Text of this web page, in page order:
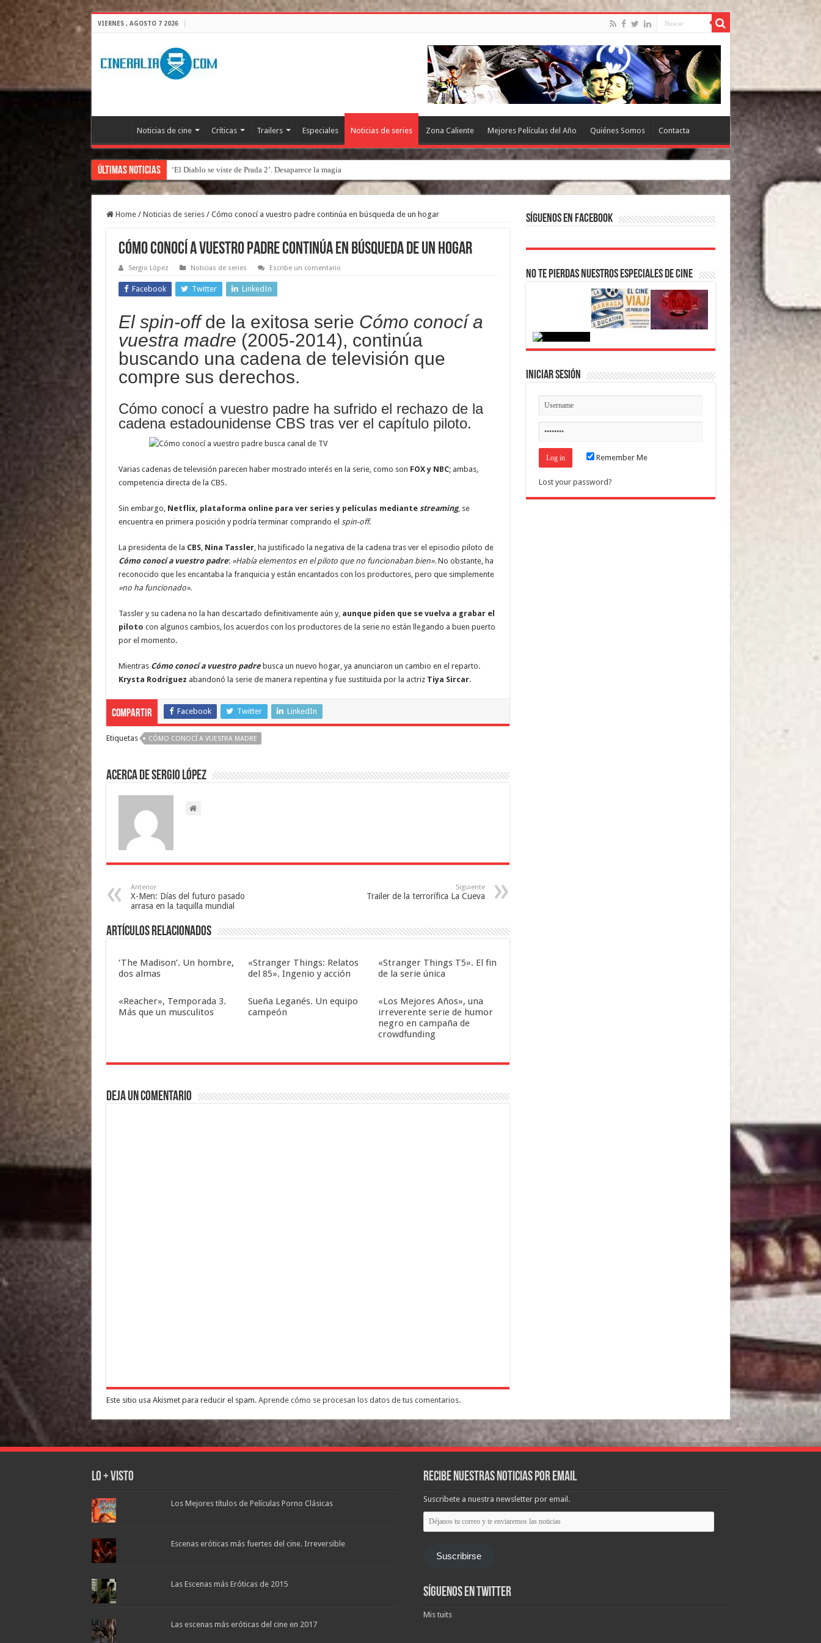
VIERNES , AGOSTO 7 2026
Noticias de cine Críticas Trailers Especiales Noticias de series Zona Caliente Mejores Películas del Año Quiénes Somos Contacta
Últimas Noticias ‘El Diablo se viste de Prada 2’. Desaparece la magia
Home / Noticias de series / Cómo conocí a vuestro padre continúa en búsqueda de un hogar
Cómo conocí a vuestro padre continúa en búsqueda de un hogar
Sergio López Noticias de series Escribe un comentario
Facebook Twitter LinkedIn
El spin-offde la exitosa serie Cómo conocí a
vuestra madre (2005-2014), continúa
buscando una cadena de televisión que
compre sus derechos.
Cómo conocí a vuestro padre ha sufrido el rechazo de la
cadena estadounidense CBS tras ver el capítulo piloto.
Varias cadenas de televisión parecen haber mostrado interés en la serie, como son FOX y NBC; ambas,
competencia directa de la CBS.
Sin embargo, Netflix, plataforma online para ver series y películas mediante streaming, se
encuentra en primera posición y podría terminar comprando el spin-off.
La presidenta de la CBS, Nina Tassler, ha justificado la negativa de la cadena tras ver el episodio piloto de
Cómo conocí a vuestro padre: »Había elementos en el piloto que no funcionaban bien».No obstante, ha
reconocido que les encantaba la franquicia y están encantados con los productores, pero que simplemente
»no ha funcionado».
Tassler y su cadena no la han descartado definitivamente aún y, aunque piden que se vuelva a grabar el
piloto con algunos cambios, los acuerdos con los productores de la serie no están llegando a buen puerto
por el momento.
Mientras Cómo conocí a vuestro padrebusca un nuevo hogar, ya anunciaron un cambio en el reparto.
Krysta Rodríguez abandonó la serie de manera repentina y fue sustituida por la actriz Tiya Sircar.
Compartir Facebook Twitter LinkedIn
Etiquetas CÓMO CONOCÍ A VUESTRA MADRE
Acerca de Sergio López
Anterior
X-Men: Días del futuro pasado
arrasa en la taquilla mundial
Siguiente
Trailer de la terrorífica La Cueva
Artículos relacionados
‘The Madison’. Un hombre,
dos almas
«Stranger Things: Relatos
del 85». Ingenio y acción
«Stranger Things T5». El fin
de la serie única
«Reacher», Temporada 3.
Más que un musculitos
Sueña Leganés. Un equipo
campeón
«Los Mejores Años», una
irreverente serie de humor
negro en campaña de
crowdfunding
Deja un comentario
Este sitio usa Akismet para reducir el spam. Aprende cómo se procesan los datos de tus comentarios.
Síguenos en Facebook
No te pierdas nuestros Especiales de Cine
Iniciar Sesión
Remember Me
Lost your password?
Lo + Visto
Los Mejores títulos de Películas Porno Clásicas
Escenas eróticas más fuertes del cine. Irreversible
Las Escenas más Eróticas de 2015
Las escenas más eróticas del cine en 2017
Recibe nuestras noticias por email
Suscribete a nuestra newsletter por email.
Déjanos
tu
correo
enviaremos
Suscribirse
Síguenos en Twitter
Mis tuits